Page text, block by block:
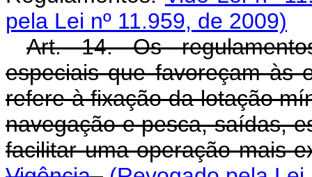
pela Lei nº 11.959, de 2009)
Art. 14. Os
especiais que favoreçam às
refere à fixação da lotação
navegação e pesca, saídas,
facilitar uma operação mais